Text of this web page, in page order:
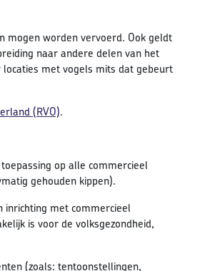
mogen worden vervoerd. Ook geldt
naar andere delen van het
met vogels mits dat gebeurt
(RVO).
op alle commercieel
gehouden kippen).
met commercieel
is voor de volksgezondheid,
(zoals: tentoonstellingen,